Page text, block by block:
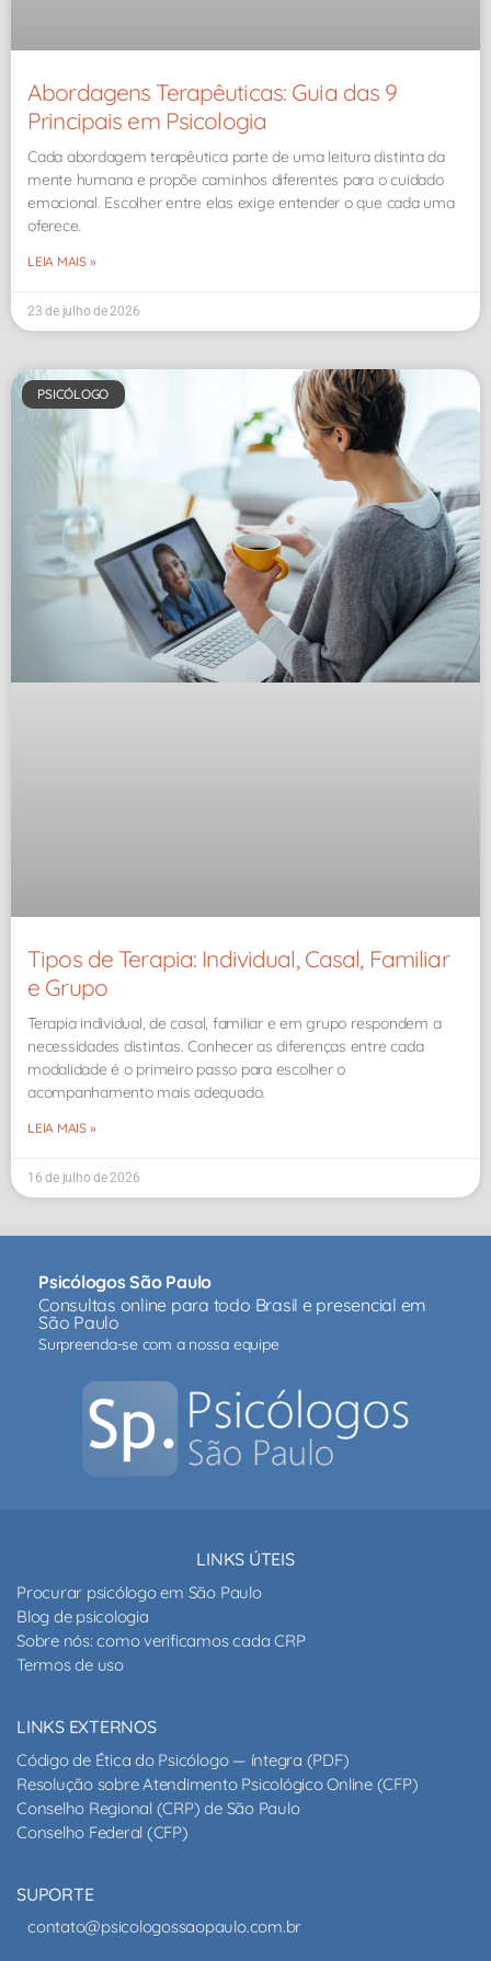
Abordagens Terapêuticas: Guia das 9
Principais em Psicologia
Cada abordagem terapêutica parte de uma leitura distinta da
mente humana e propõe caminhos diferentes para o cuidado
emocional. Escolher entre elas exige entender o que cada uma
oferece.
LEIA MAIS »
23 de julho de 2026
PSICÓLOGO
Tipos de Terapia: Individual, Casal, Familiar
e Grupo
Terapia individual, de casal, familiar e em grupo respondem a
necessidades distintas. Conhecer as diferenças entre cada
modalidade é o primeiro passo para escolher o
acompanhamento mais adequado.
LEIA MAIS »
16 de julho de 2026
Psicólogos São Paulo
Consultas online para todo Brasil e presencial em
São Paulo
Surpreenda-se com a nossa equipe
LINKS ÚTEIS
Procurar psicólogo em São Paulo
Blog de psicologia
Sobre nós: como verificamos cada CRP
Termos de uso
LINKS EXTERNOS
Código de Ética do Psicólogo — íntegra (PDF)
Resolução sobre Atendimento Psicológico Online (CFP)
Conselho Regional (CRP) de São Paulo
Conselho Federal (CFP)
SUPORTE
contato@psicologossaopaulo.com.br